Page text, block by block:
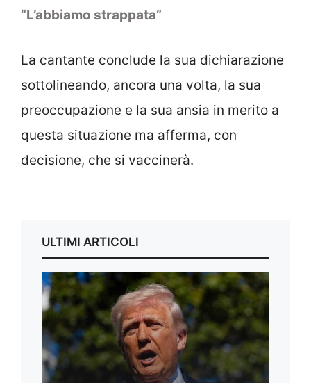
“L’abbiamo strappata”
La cantante conclude la sua dichiarazione
sottolineando, ancora una volta, la sua
preoccupazione e la sua ansia in merito a
questa situazione ma afferma, con
decisione, che si vaccinerà.
ULTIMI ARTICOLI